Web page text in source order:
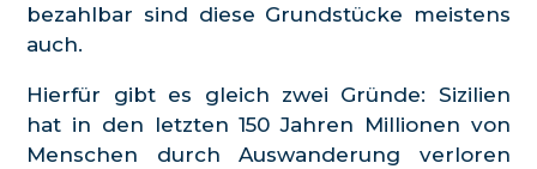
bezahlbar sind diese Grundstücke meistens
auch.
Hierfür gibt es gleich zwei Gründe: Sizilien
hat in den letzten 150 Jahren Millionen von
Menschen durch Auswanderung verloren